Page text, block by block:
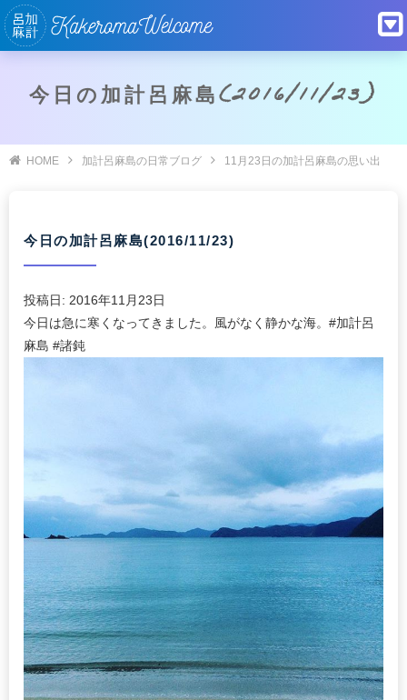
今日の加計呂麻島(2016/11/23)
HOME 加計呂麻島の日常ブログ 11月23日の加計呂麻島の思い出
今日の加計呂麻島(2016/11/23)
投稿日: 2016年11月23日
今日は急に寒くなってきました。風がなく静かな海。#加計呂
麻島 #諸鈍